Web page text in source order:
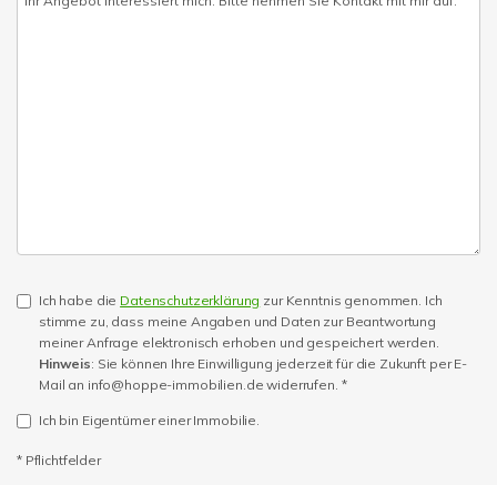
Ich habe die Datenschutzerklärung zur Kenntnis genommen. Ich
stimme zu, dass meine Angaben und Daten zur Beantwortung
meiner Anfrage elektronisch erhoben und gespeichert werden.
Hinweis: Sie können Ihre Einwilligung jederzeit für die Zukunft per E-
Mail an info@hoppe-immobilien.de widerrufen. *
Ich bin Eigentümer einer Immobilie.
* Pflichtfelder